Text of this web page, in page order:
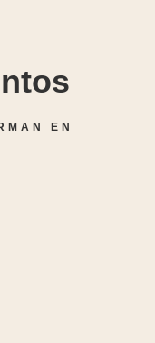
EN